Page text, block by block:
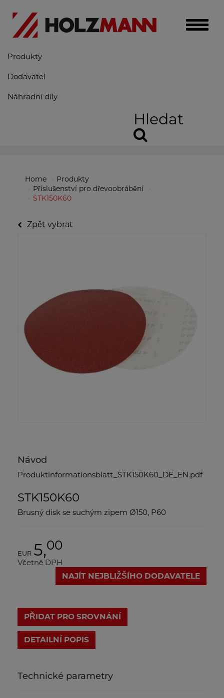
Toggle
Produkty
Dodavatel
Náhradní díly
Hledat
Home
Produkty
Příslušenství pro dřevoobrábění
STK150K60
Zpět vybrat
Návod
Produktinformationsblatt_STK150K60_DE_EN.pdf
STK150K60
Brusný disk se suchým zipem Ø150, P60
EUR 5,00
Včetně DPH
NAJÍT NEJBLIŽŠÍHO DODAVATELE
PŘIDAT PRO SROVNÁNÍ
DETAILNÍ POPIS
Technické parametry